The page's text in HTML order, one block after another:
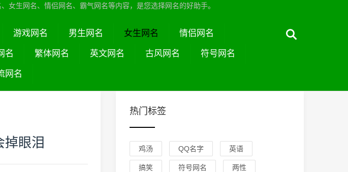
女生网名、情侣网名、霸气网名等内容，是您选择网名的好助手。
游戏网名 男生网名 女生网名 情侣网名
名 繁体网名 英文网名 古风网名 符号网名
网名
眼泪
热门标签
鸡汤 QQ名字 英语
搞笑 符号网名 两性